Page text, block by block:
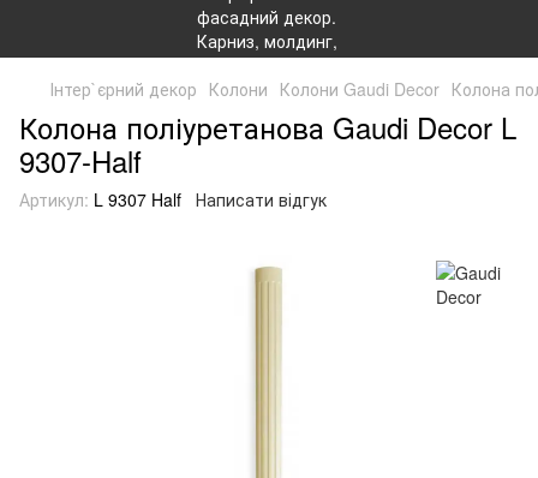
Інтер`єрний декор Колони Колони Gaudi Decor Колона
Колона поліуретанова Gaudi Decor L
9307-Half
Артикул: L 9307 Half Написати відгук